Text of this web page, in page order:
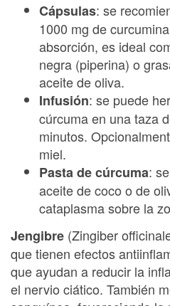
Cápsulas: se
1000 mg de
absorción, es ideal
negra (piperina) o
aceite de oliva.
Infusión: se puede
cúrcuma en una taza
minutos.
miel.
Pasta de cúrcuma:
aceite de coco o de
cataplasma sobre la
Jengibre (Zingiber
que tienen efectos
que ayudan a reducir la
el nervio ciático. También